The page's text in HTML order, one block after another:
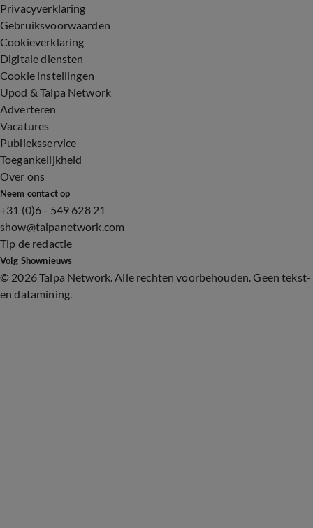
Privacyverklaring
Gebruiksvoorwaarden
Cookieverklaring
Digitale diensten
Cookie instellingen
Upod & Talpa Network
Adverteren
Vacatures
Publieksservice
Toegankelijkheid
Over ons
Neem contact op
+31 (0)6 - 549 628 21
show@talpanetwork.com
Tip de redactie
Volg Shownieuws
© 2026 Talpa Network. Alle rechten voorbehouden. Geen tekst-
en datamining.